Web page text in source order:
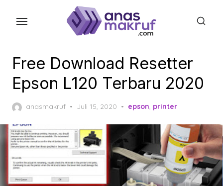
Free Download Resetter
Epson L120 Terbaru 2020
anasmakruf
Posted
Juli 15, 2020 epson, printer